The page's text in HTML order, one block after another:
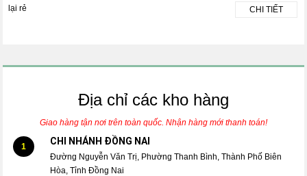
lại rẻ
CHI TIẾT
Địa chỉ các kho hàng
Giao hàng tận nơi trên toàn quốc. Nhận hàng mới thanh toán!
1 CHI NHÁNH ĐỒNG NAI
Đường Nguyễn Văn Trị, Phường Thanh Bình, Thành Phố Biên
Hòa, Tỉnh Đồng Nai